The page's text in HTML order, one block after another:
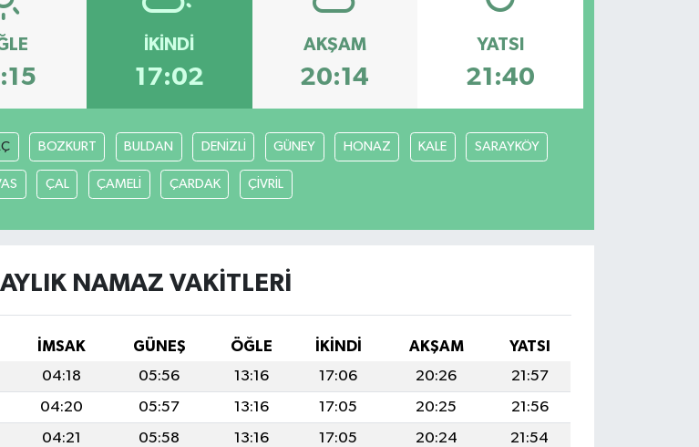
İKINDI
17:02
AKŞAM
20:14
YATSI
21:40
BOZKURT BULDAN DENİZLİ GÜNEY HONAZ KALE SARAYKÖY
ÇAL ÇAMELİ ÇARDAK ÇİVRİL
NAMAZ VAKITLERI
İMSAK GÜNEŞ ÖĞLE İKINDI AKŞAM
YATSI
04:18 05:56 13:16 17:06 20:26
21:57
04:20 05:57 13:16 17:05 20:25
21:56
04:21 05:58 13:16 17:05 20:24
21:54